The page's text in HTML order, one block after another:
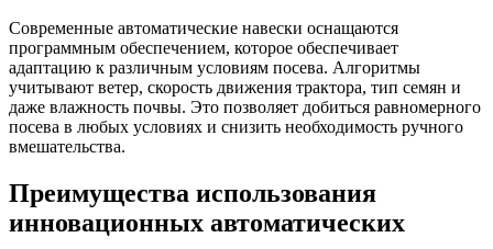
Современные автоматические навески оснащаются
программным обеспечением, которое обеспечивает
адаптацию к различным условиям посева. Алгоритмы
учитывают ветер, скорость движения трактора, тип семян и
даже влажность почвы. Это позволяет добиться равномерного
посева в любых условиях и снизить необходимость ручного
вмешательства.
Преимущества использования
инновационных автоматических